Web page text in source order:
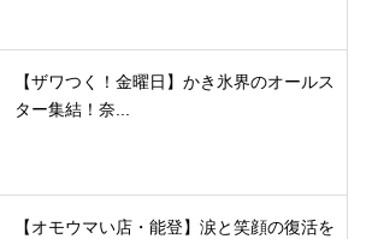
【ザワつく！金曜日】かき氷界のオールス
ター集結！奈...
【オモウマい店・能登】涙と笑顔の復活を